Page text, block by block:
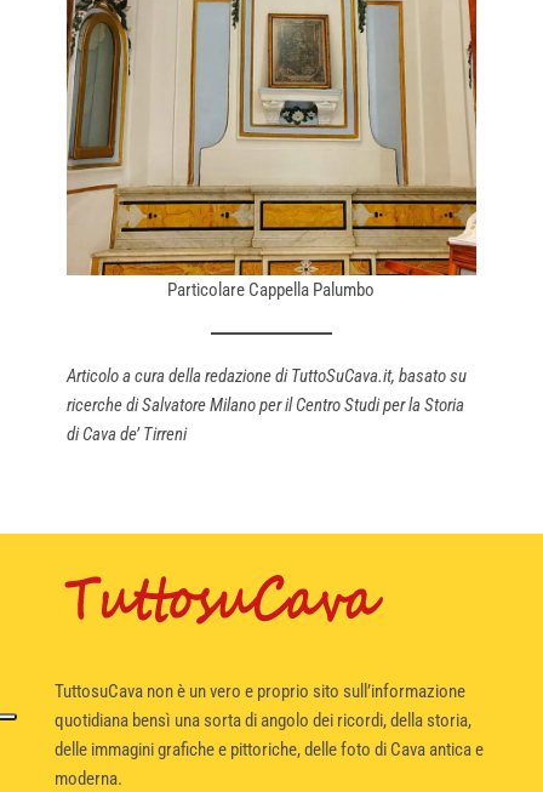
Particolare Cappella Palumbo
Articolo a cura della redazione di TuttoSuCava.it, basato su
ricerche di Salvatore Milano per il Centro Studi per la Storia
di Cava de’ Tirreni
TuttosuCava non è un vero e proprio sito sull’informazione
quotidiana bensì una sorta di angolo dei ricordi, della storia,
delle immagini grafiche e pittoriche, delle foto di Cava antica e
moderna.